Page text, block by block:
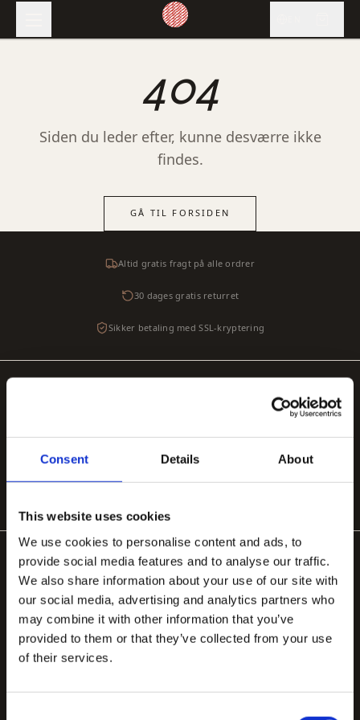
Consent Details About
This website uses cookies
We use cookies to personalise content and ads, to
provide social media features and to analyse our traffic.
We also share information about your use of our site with
our social media, advertising and analytics partners who
may combine it with other information that you’ve
provided to them or that they’ve collected from your use
of their services.
404
Siden du leder efter, kunne desværre ikke
findes.
GÅ TIL FORSIDEN
Altid gratis fragt på alle ordrer
30 dages gratis returret
Sikker betaling med SSL-kryptering
Store tæpper 200×300
Organiske tæpperTæpper til stuenTæppe under spisebord
Håndlavede tæpper designet i København, fremstillet
med stolthed i Bhadohi.